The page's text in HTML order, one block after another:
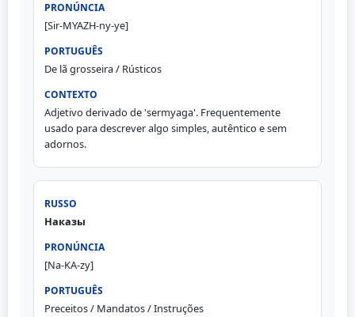
[Sir-MYAZH-ny-ye]
De lã grosseira / Rústicos
Adjetivo derivado de 'sermyaga'. Frequentemente
usado para descrever algo simples, autêntico e sem
adornos.
Наказы
[Na-KA-zy]
Preceitos / Mandatos / Instruções